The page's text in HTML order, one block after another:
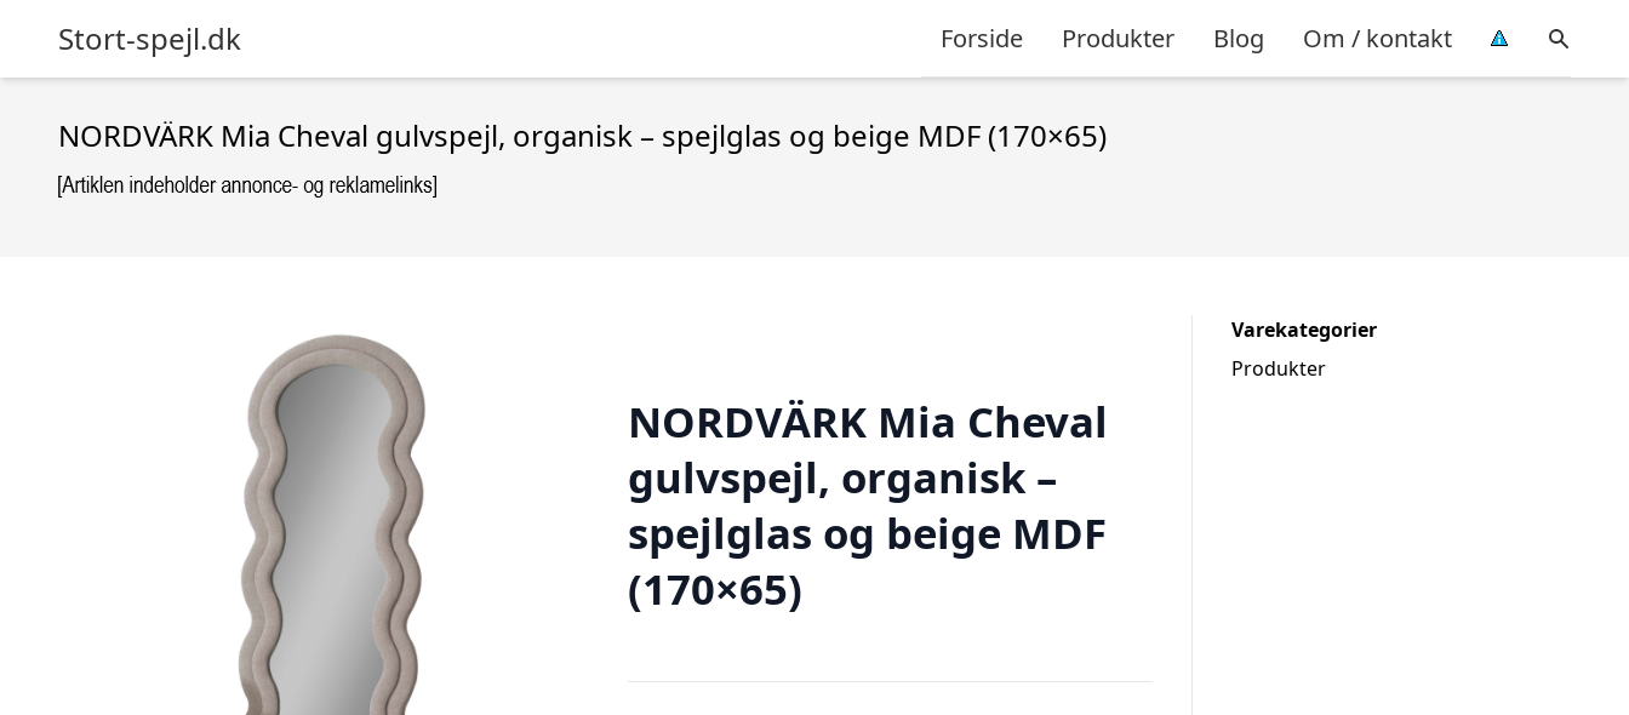
Stort-spejl.dk Forside Produkter Blog Om / kontakt
NORDVÄRK Mia Cheval gulvspejl, organisk – spejlglas og beige MDF (170×65)
NORDVÄRK Mia Cheval
gulvspejl, organisk –
spejlglas og beige MDF
(170×65)
Varekategorier
Produkter